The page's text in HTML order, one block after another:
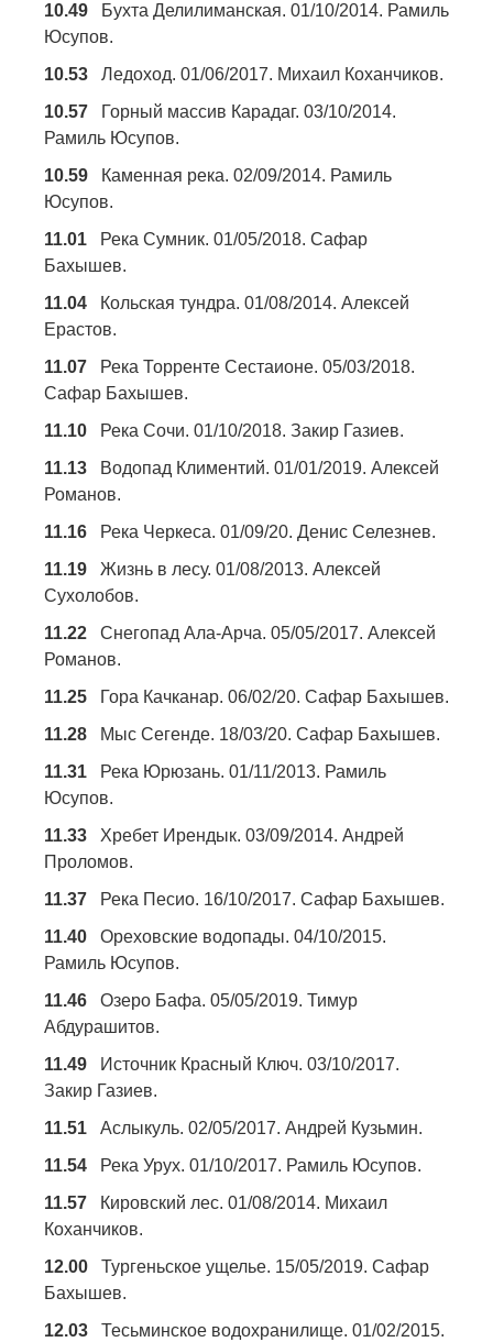
10.49 Бухта Делилиманская. 01/10/2014. Рамиль
Юсупов.
10.53 Ледоход. 01/06/2017. Михаил Коханчиков.
10.57 Горный массив Карадаг. 03/10/2014.
Рамиль Юсупов.
10.59 Каменная река. 02/09/2014. Рамиль
Юсупов.
11.01 Река Сумник. 01/05/2018. Сафар
Бахышев.
11.04 Кольская тундра. 01/08/2014. Алексей
Ерастов.
11.07 Река Торренте Сестаионе. 05/03/2018.
Сафар Бахышев.
11.10 Река Сочи. 01/10/2018. Закир Газиев.
11.13 Водопад Климентий. 01/01/2019. Алексей
Романов.
11.16 Река Черкеса. 01/09/20. Денис Селезнев.
11.19 Жизнь в лесу. 01/08/2013. Алексей
Сухолобов.
11.22 Снегопад Ала-Арча. 05/05/2017. Алексей
Романов.
11.25 Гора Качканар. 06/02/20. Сафар Бахышев.
11.28 Мыс Сегенде. 18/03/20. Сафар Бахышев.
11.31 Река Юрюзань. 01/11/2013. Рамиль
Юсупов.
11.33 Хребет Ирендык. 03/09/2014. Андрей
Проломов.
11.37 Река Песио. 16/10/2017. Сафар Бахышев.
11.40 Ореховские водопады. 04/10/2015.
Рамиль Юсупов.
11.46 Озеро Бафа. 05/05/2019. Тимур
Абдурашитов.
11.49 Источник Красный Ключ. 03/10/2017.
Закир Газиев.
11.51 Аслыкуль. 02/05/2017. Андрей Кузьмин.
11.54 Река Урух. 01/10/2017. Рамиль Юсупов.
11.57 Кировский лес. 01/08/2014. Михаил
Коханчиков.
12.00 Тургеньское ущелье. 15/05/2019. Сафар
Бахышев.
12.03 Тесьминское водохранилище. 01/02/2015.